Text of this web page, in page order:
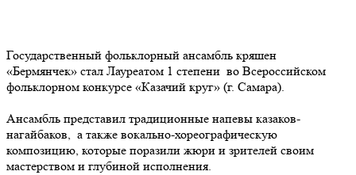
Государственный фольклорный ансамбль кряшен
«Бермянчек» стал Лауреатом 1 степени во Всероссийском
фольклорном конкурсе «Казачий круг» (г. Самара).
Ансамбль представил традиционные напевы казаков-
нагайбаков, а также вокально-хореографическую
композицию, которые поразили жюри и зрителей своим
мастерством и глубиной исполнения.